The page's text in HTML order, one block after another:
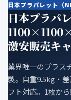
パレットサイズ
プラパレット
コンテナ
中古パレット
再生原料
日本プラパレット（
日本プラパ
激安販売キ
業界唯一のプラス
製。自重9.5kg・
フト対応。1枚か